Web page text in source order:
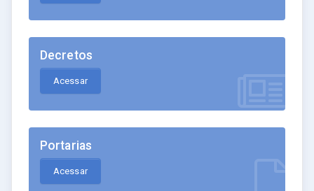
Decretos
Acessar
Portarias
Acessar